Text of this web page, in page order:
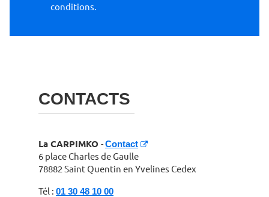
conditions.
CONTACTS
La CARPIMKO -Contact
6 place Charles de Gaulle
78882 Saint Quentin en Yvelines Cedex
Tél : 01 30 48 10 00